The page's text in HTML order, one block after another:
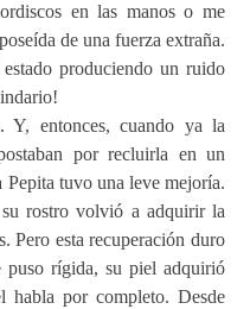
en las manos o me
de una fuerza extraña.
estado produciendo un ruido
Y, entonces, cuando ya la
por recluirla en un
Pepita tuvo una leve mejoría.
rostro volvió a adquirir la
Pero esta recuperación duro
rígida, su piel adquirió
habla por completo. Desde